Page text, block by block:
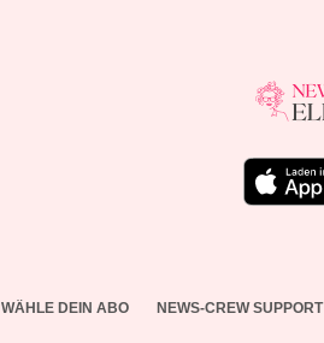
WÄHLE DEIN ABO NEWS-CREW SUPPORT